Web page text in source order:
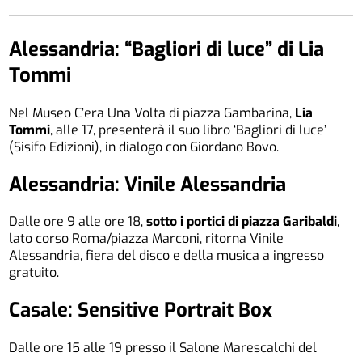
Alessandria: “Bagliori di luce” di Lia
Tommi
Nel Museo C’era Una Volta di piazza Gambarina, Lia
Tommi, alle 17, presenterà il suo libro ‘Bagliori di luce’
(Sisifo Edizioni), in dialogo con Giordano Bovo.
Alessandria: Vinile Alessandria
Dalle ore 9 alle ore 18,sotto i portici di piazza Garibaldi,
lato corso Roma/piazza Marconi, ritorna Vinile
Alessandria, fiera del disco e della musica a ingresso
gratuito.
Casale: Sensitive Portrait Box
Dalle ore 15 alle 19 presso il Salone Marescalchi del